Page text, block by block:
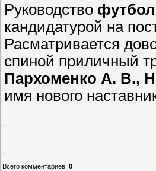
Руководство
кандидатурой на
Расматривается
спиной приличный
Пархоменко А. В.,
имя нового
Всего комментариев: 0